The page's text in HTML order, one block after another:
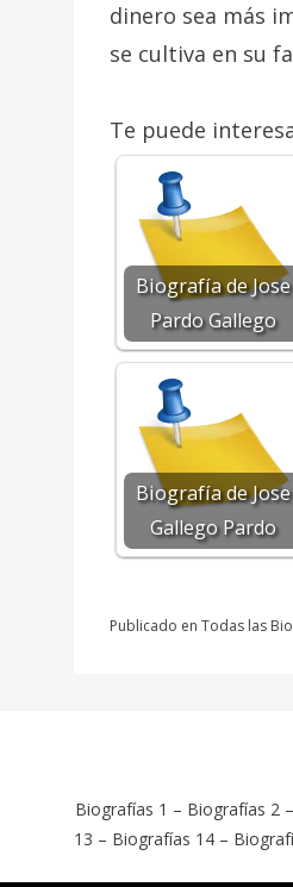
dinero sea más
se cultiva en su
Te puede
Biografía de Jose
Pardo Gallego
Biografía de Jose
Gallego Pardo
Publicado en Todas las
Biografías 1 – Biografías 2 –
13 – Biografías 14 –